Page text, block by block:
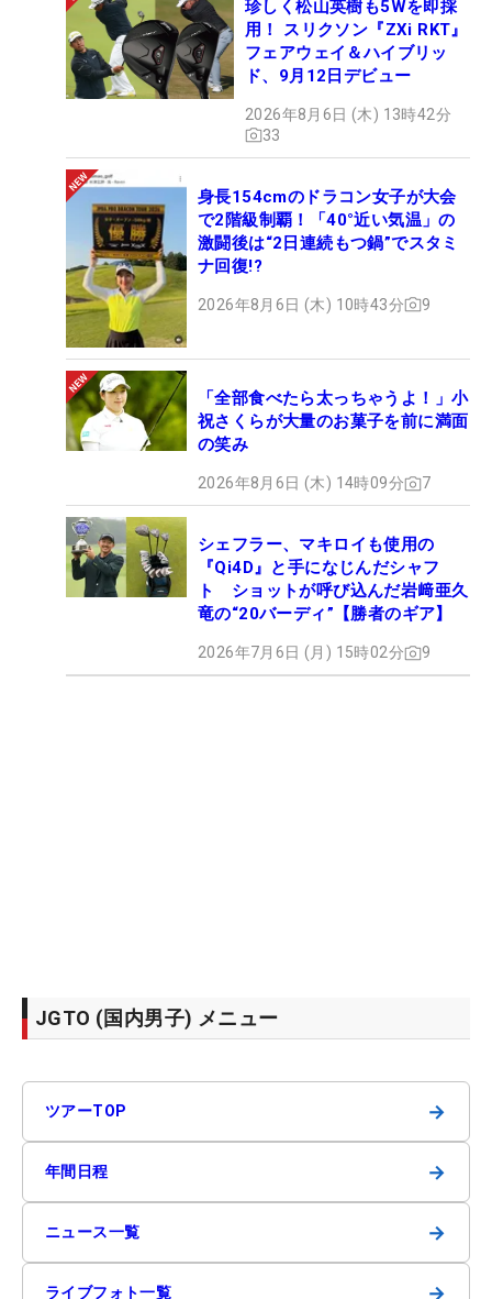
珍しく松山英樹も5Wを即採
用！ スリクソン『ZXi RKT』
フェアウェイ＆ハイブリッ
ド、9月12日デビュー
2026年8月6日 (木) 13時42分
33
身長154cmのドラコン女子が大会
で2階級制覇！「40°近い気温」の
激闘後は“2日連続もつ鍋”でスタミ
ナ回復!?
2026年8月6日 (木) 10時43分 9
「全部食べたら太っちゃうよ！」小
祝さくらが大量のお菓子を前に満面
の笑み
2026年8月6日 (木) 14時09分 7
シェフラー、マキロイも使用の
『Qi4D』と手になじんだシャフ
ト ショットが呼び込んだ岩﨑亜久
竜の“20バーディ”【勝者のギア】
2026年7月6日 (月) 15時02分 9
JGTO (国内男子) メニュー
ツアーTOP →
年間日程 →
ニュース一覧 →
ライブフォト一覧 →